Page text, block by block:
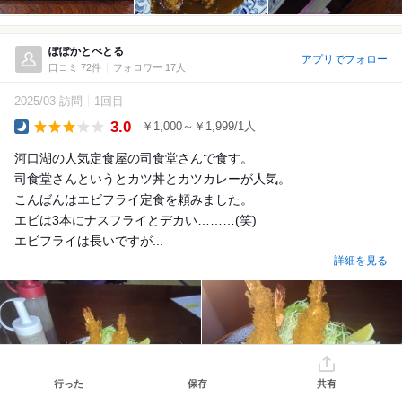
ぽぽかとぺとる
口コミ 72件 フォロワー 17人
アプリでフォロー
2025/03 訪問 1回目
3.0 ￥1,000～￥1,999/1人
河口湖の人気定食屋の司食堂さんで食す。
司食堂さんというとカツ丼とカツカレーが人気。
こんばんはエビフライ定食を頼みました。
エビは3本にナスフライとデカい………(笑)
エビフライは長いですが...
詳細を見る
行った 保存 共有